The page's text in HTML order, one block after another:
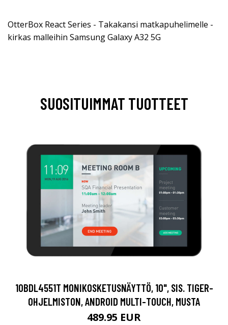
OtterBox React Series - Takakansi matkapuhelimelle -
kirkas malleihin Samsung Galaxy A32 5G
SUOSITUIMMAT TUOTTEET
10BDL4551T MONIKOSKETUSNÄYTTÖ, 10", SIS. TIGER-
OHJELMISTON, ANDROID MULTI-TOUCH, MUSTA
489.95 EUR